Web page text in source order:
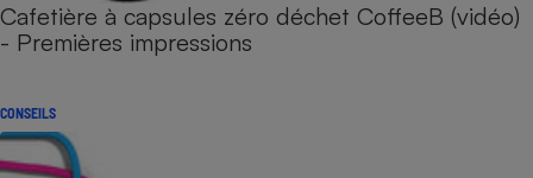
Cafetière à capsules zéro déchet CoffeeB (vidéo)
- Premières impressions
CONSEILS